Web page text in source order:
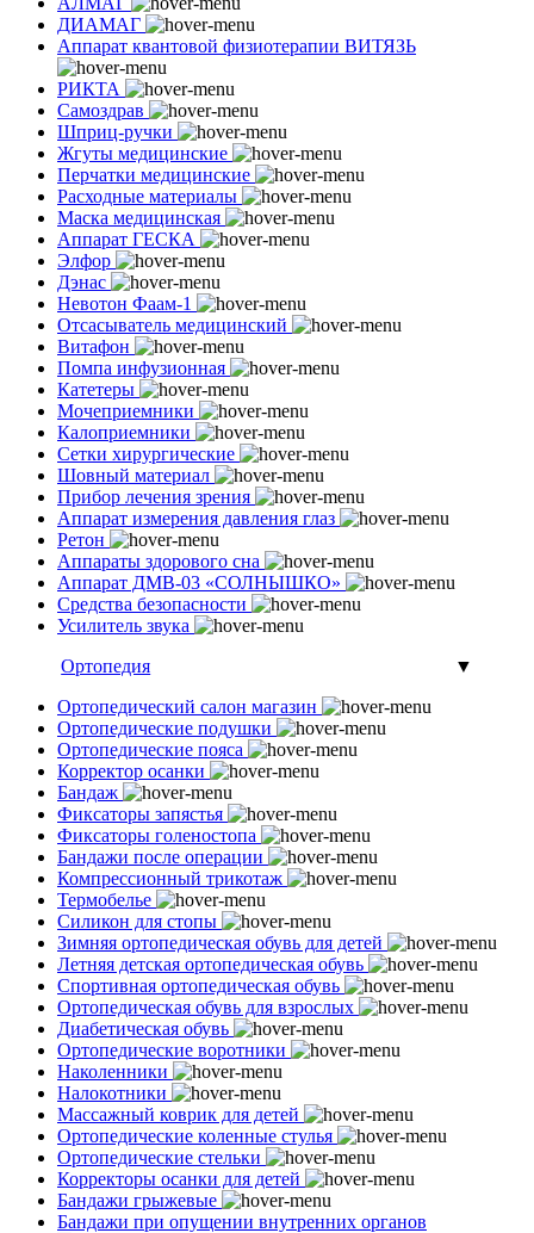
ДИАМАГ
Аппарат квантовой физиотерапии ВИТЯЗЬ
РИКТА
Самоздрав
Шприц-ручки
Жгуты медицинские
Перчатки медицинские
Расходные материалы
Маска медицинская
Аппарат ГЕСКА
Элфор
Дэнас
Невотон Фаам-1
Отсасыватель медицинский
Витафон
Помпа инфузионная
Катетеры
Мочеприемники
Калоприемники
Сетки хирургические
Шовный материал
Прибор лечения зрения
Аппарат измерения давления глаз
Ретон
Аппараты здорового сна
Аппарат ДМВ-03 «СОЛНЫШКО»
Средства безопасности
Усилитель звука
Ортопедия
▼
Ортопедический салон магазин
Ортопедические подушки
Ортопедические пояса
Корректор осанки
Бандаж
Фиксаторы запястья
Фиксаторы голеностопа
Бандажи после операции
Компрессионный трикотаж
Термобелье
Силикон для стопы
Зимняя ортопедическая обувь для детей
Летняя детская ортопедическая обувь
Спортивная ортопедическая обувь
Ортопедическая обувь для взрослых
Диабетическая обувь
Ортопедические воротники
Наколенники
Налокотники
Массажный коврик для детей
Ортопедические коленные стулья
Ортопедические стельки
Корректоры осанки для детей
Бандажи грыжевые
Бандажи при опущении внутренних органов